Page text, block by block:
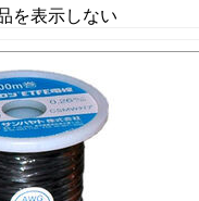
を表示しない